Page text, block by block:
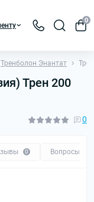
0
Тренболон Энантат
Трен 200
0
0 Вопросы